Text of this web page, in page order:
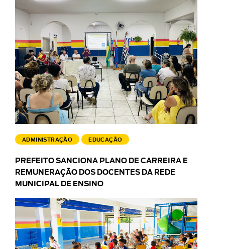
ADMINISTRAÇÃO EDUCAÇÃO
PREFEITO SANCIONA PLANO DE CARREIRA E
REMUNERAÇÃO DOS DOCENTES DA REDE
MUNICIPAL DE ENSINO